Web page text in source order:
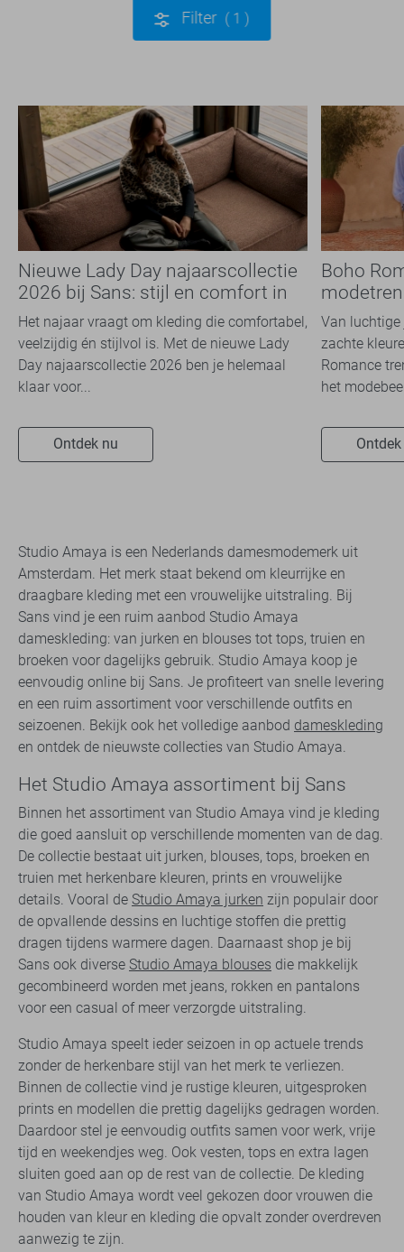
Filter 1
Nieuwe Lady Day najaarscollectie
2026 bij Sans: stijl en comfort in
travelkwaliteit
Het najaar vraagt om kleding die comfortabel,
veelzijdig én stijlvol is. Met de nieuwe Lady
Day najaarscollectie 2026 ben je helemaal
klaar voor...
Ontdek nu
Boho
overal
Van luchtige
zachte
Romance
het
Studio Amaya is een Nederlands damesmodemerk uit
Amsterdam. Het merk staat bekend om kleurrijke en
draagbare kleding met een vrouwelijke uitstraling. Bij
Sans vind je een ruim aanbod Studio Amaya
dameskleding: van jurken en blouses tot tops, truien en
broeken voor dagelijks gebruik. Studio Amaya koop je
eenvoudig online bij Sans. Je profiteert van snelle levering
en een ruim assortiment voor verschillende outfits en
seizoenen. Bekijk ook het volledige aanbod dameskleding
en ontdek de nieuwste collecties van Studio Amaya.
Het Studio Amaya assortiment bij Sans
Binnen het assortiment van Studio Amaya vind je kleding
die goed aansluit op verschillende momenten van de dag.
De collectie bestaat uit jurken, blouses, tops, broeken en
truien met herkenbare kleuren, prints en vrouwelijke
details. Vooral de Studio Amaya jurken zijn populair door
de opvallende dessins en luchtige stoffen die prettig
dragen tijdens warmere dagen. Daarnaast shop je bij
Sans ook diverse Studio Amaya blouses die makkelijk
gecombineerd worden met jeans, rokken en pantalons
voor een casual of meer verzorgde uitstraling.
Studio Amaya speelt ieder seizoen in op actuele trends
zonder de herkenbare stijl van het merk te verliezen.
Binnen de collectie vind je rustige kleuren, uitgesproken
prints en modellen die prettig dagelijks gedragen worden.
Daardoor stel je eenvoudig outfits samen voor werk, vrije
tijd en weekendjes weg. Ook vesten, tops en extra lagen
sluiten goed aan op de rest van de collectie. De kleding
van Studio Amaya wordt veel gekozen door vrouwen die
houden van kleur en kleding die opvalt zonder overdreven
aanwezig te zijn.